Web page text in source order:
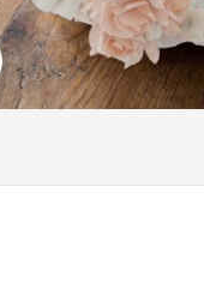
Click to enlarge